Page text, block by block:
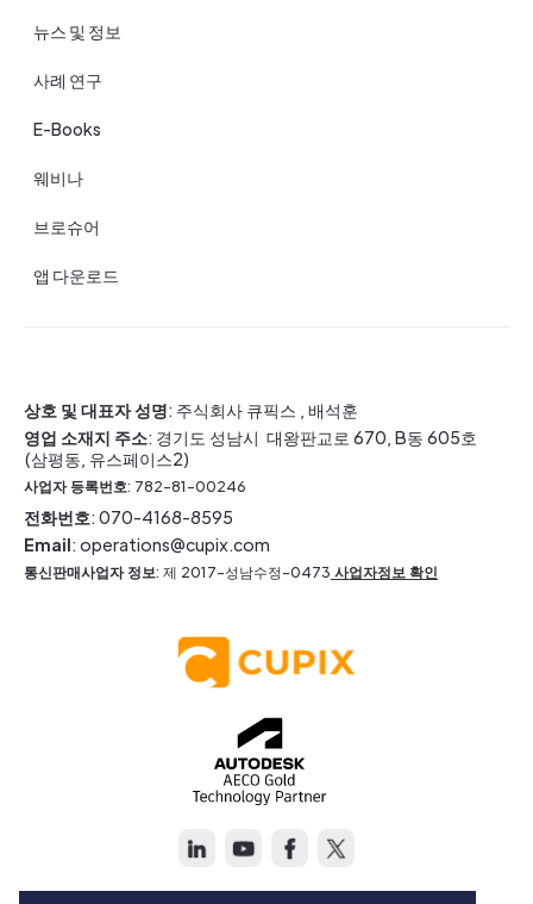
뉴스 및 정보
사례 연구
E-Books
웨비나
브로슈어
앱 다운로드
상호 및 대표자 성명: 주식회사 큐픽스 , 배석훈
영업 소재지 주소: 경기도 성남시 대왕판교로 670, B동 605호
(삼평동, 유스페이스2)
사업자 등록번호: 782-81-00246
전화번호: 070-4168-8595
Email: operations@cupix.com
통신판매사업자 정보: 제 2017-성남수정-0473 사업자정보 확인